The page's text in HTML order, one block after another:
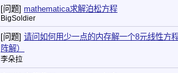
[问题] mathematica求解泊松方程
BigSoldier
[问题] 请问如何用少一点的内存解一个8元线性方
阵解）
李朵拉